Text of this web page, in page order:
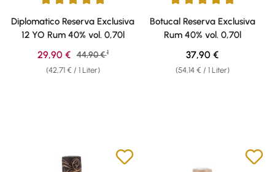
Durchschnittliche Bewertung von 4.9 von 5 Sternen
Diplomatico Reserva Exclusiva
12 YO Rum 40% vol. 0,70l
(42,71 € / 1 Liter)
Verkaufspreis:
29,90 € Regulärer Preis:
44,90 € 1
Durchschnittliche Bewertung
Botucal Reserva Exclusiva
Rum 40% vol. 0,70l
(54,14 € / 1 Liter)
Regulärer Preis:
37,90 €